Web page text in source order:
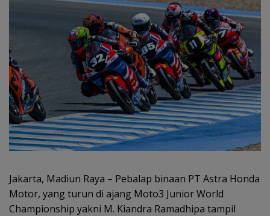
Jakarta, Madiun Raya – Pebalap binaan PT Astra Honda
Motor, yang turun di ajang Moto3 Junior World
Championship yakni M. Kiandra Ramadhipa tampil